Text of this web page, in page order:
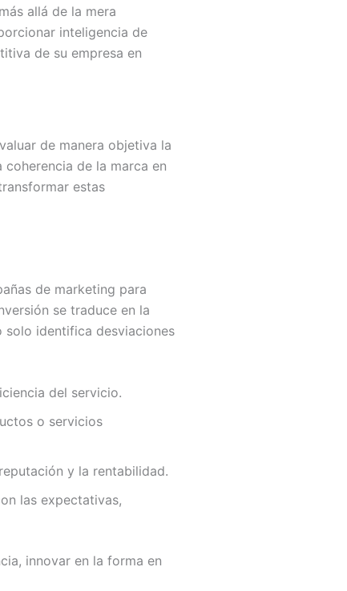
allá de la mera
inteligencia de
de su empresa en
de manera objetiva la
de la marca en
estas
de marketing para
se traduce en la
solo identifica desviaciones
del servicio.
o servicios
y la rentabilidad.
las expectativas,
innovar en la forma en